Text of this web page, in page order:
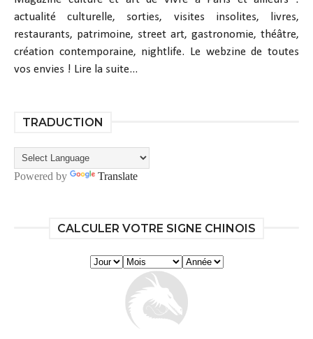
actualité culturelle, sorties, visites insolites, livres,
restaurants, patrimoine, street art, gastronomie, théâtre,
création contemporaine, nightlife. Le webzine de toutes
vos envies ! Lire la suite...
TRADUCTION
Powered by Translate
CALCULER VOTRE SIGNE CHINOIS